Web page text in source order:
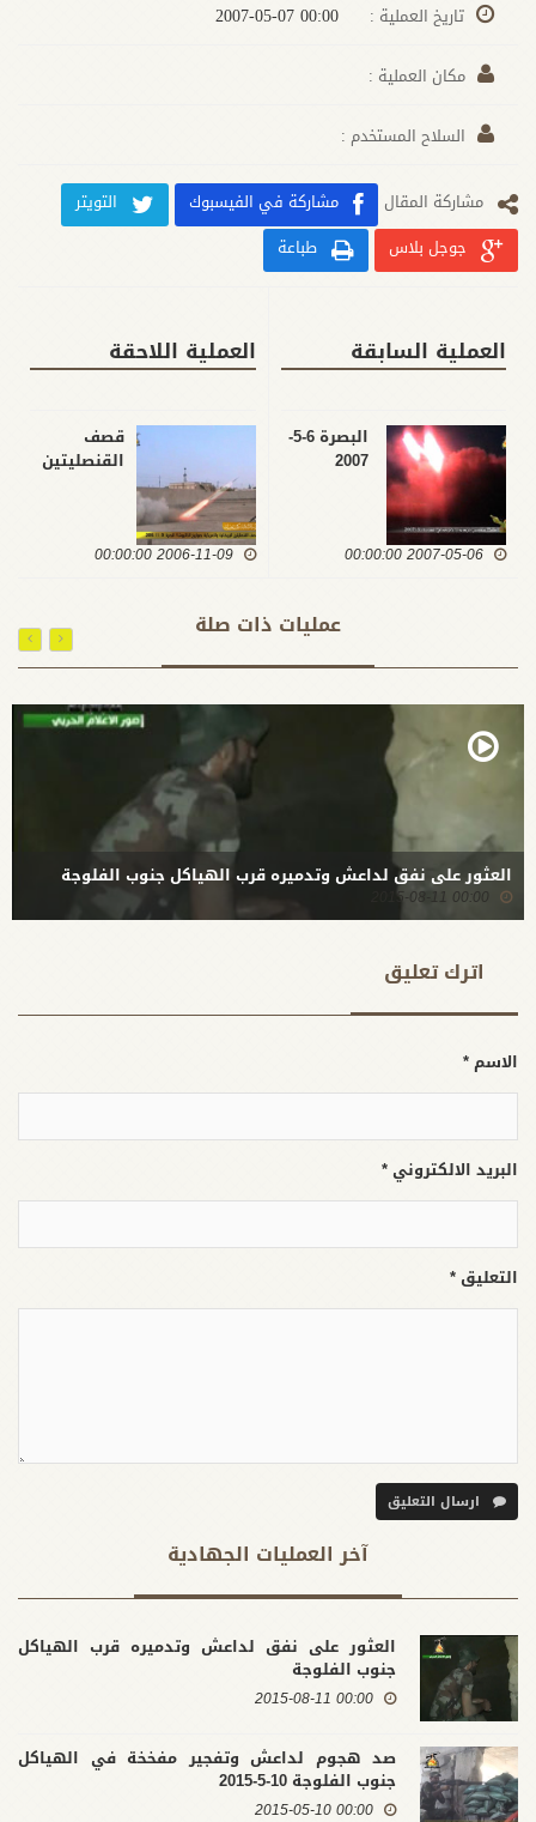
تاريخ العملية :
مكان العملية :
السلاح المستخدم :
مشارکة المقال مشاركة في الفيسبوك
التويتر
جوجل بلاس
طباعة
العملية السابقة
البصرة 6-5-
2007
2007-05-06 00:00:00
العملية اللاحقة
قصف
القنصليتين
الكاتيوشا /
2006-11-09 00:00:00
عمليات ذات صلة
العثور على نفق لداعش وتدميره قرب الهياكل جنوب الفلوجة
00:00 2015-08-11
اترك تعلیق
الاسم *
البريد الالكتروني *
التعليق *
ارسال التعليق
آخر العملیات الجهادية
العثور على نفق لداعش وتدميره قرب الهياكل
جنوب الفلوجة
00:00 2015-08-11
صد هجوم لداعش وتفجير مفخخة في الهياكل
جنوب الفلوجة 10-5-2015
00:00 2015-05-10